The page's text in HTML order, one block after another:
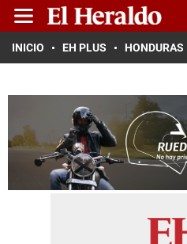
INICIO EH PLUS HONDURAS